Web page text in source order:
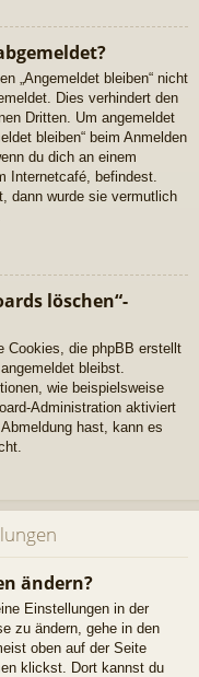
„Angemeldet bleiben“ nicht
Dies verhindert den
Dritten. Um angemeldet
bleiben“ beim Anmelden
du dich an einem
Internetcafé, befindest.
dann wurde sie vermutlich
löschen“-
Cookies, die phpBB erstellt
bleibst.
wie beispielsweise
Administration aktiviert
hast, kann es
ändern?
Einstellungen in der
zu ändern, gehe in den
oben auf der Seite
klickst. Dort kannst du